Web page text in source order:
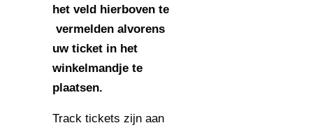
het veld hierboven te
vermelden alvorens
uw ticket in het
winkelmandje te
plaatsen.
Track tickets zijn aan